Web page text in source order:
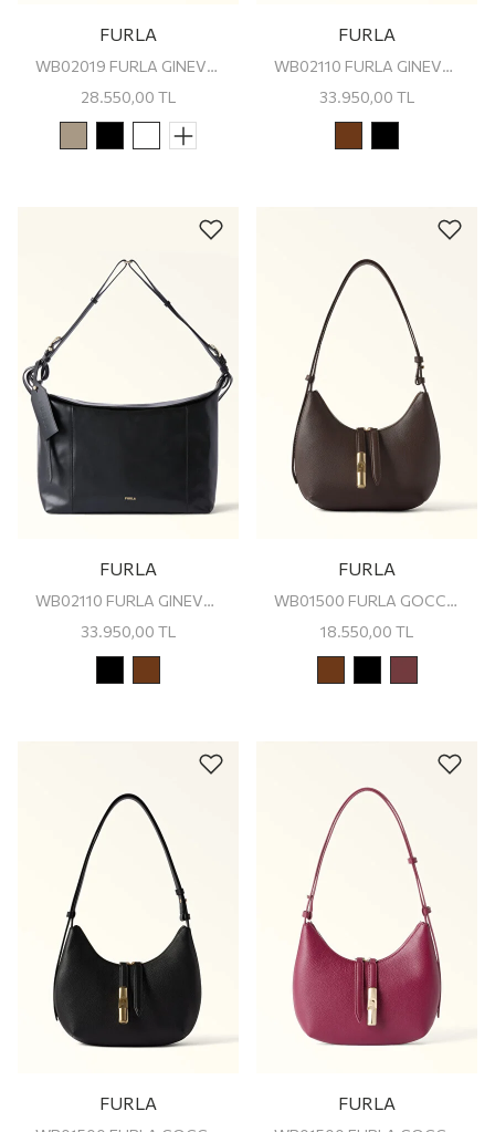
FURLA
WB02019 FURLA GINEVRA M SHOULDER BAG
28.550,00 TL
FURLA
WB02110 FURLA GINEVRA L SHOULDER BAG
33.950,00 TL
FURLA
WB02110 FURLA GINEVRA L SHOULDER BAG
33.950,00 TL
FURLA
WB01500 FURLA GOCCIA S SHOULDER BAG
18.550,00 TL
FURLA FURLA